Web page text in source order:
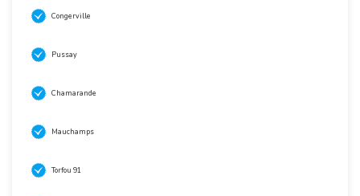
Congerville
Pussay
Chamarande
Mauchamps
Torfou 91